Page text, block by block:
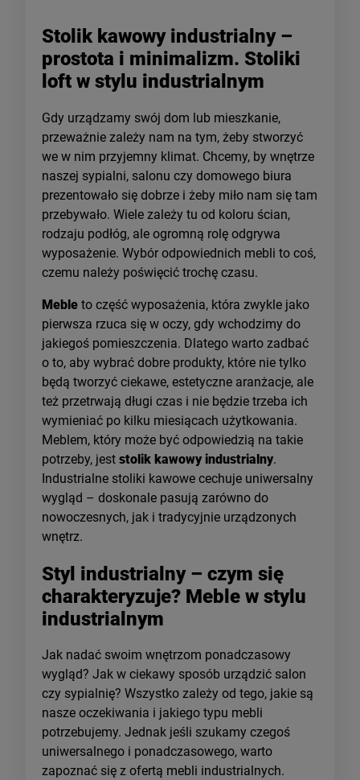
Stolik kawowy industrialny –
prostota i minimalizm. Stoliki
loft w stylu industrialnym
Gdy urządzamy swój dom lub mieszkanie,
przeważnie zależy nam na tym, żeby stworzyć
we w nim przyjemny klimat. Chcemy, by wnętrze
naszej sypialni, salonu czy domowego biura
prezentowało się dobrze i żeby miło nam się tam
przebywało. Wiele zależy tu od koloru ścian,
rodzaju podłóg, ale ogromną rolę odgrywa
wyposażenie. Wybór odpowiednich mebli to coś,
czemu należy poświęcić trochę czasu.
Meble to część wyposażenia, która zwykle jako
pierwsza rzuca się w oczy, gdy wchodzimy do
jakiegoś pomieszczenia. Dlatego warto zadbać
o to, aby wybrać dobre produkty, które nie tylko
będą tworzyć ciekawe, estetyczne aranżacje, ale
też przetrwają długi czas i nie będzie trzeba ich
wymieniać po kilku miesiącach użytkowania.
Meblem, który może być odpowiedzią na takie
potrzeby, jest stolik kawowy industrialny.
Industrialne stoliki kawowe cechuje uniwersalny
wygląd – doskonale pasują zarówno do
nowoczesnych, jak i tradycyjnie urządzonych
wnętrz.
Styl industrialny – czym się
charakteryzuje? Meble w stylu
industrialnym
Jak nadać swoim wnętrzom ponadczasowy
wygląd? Jak w ciekawy sposób urządzić salon
czy sypialnię? Wszystko zależy od tego, jakie są
nasze oczekiwania i jakiego typu mebli
potrzebujemy. Jednak jeśli szukamy czegoś
uniwersalnego i ponadczasowego, warto
zapoznać się z ofertą mebli industrialnych.